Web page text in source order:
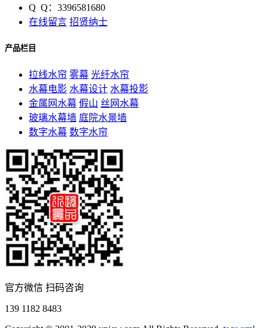
Q Q：3396581680
在线留言 招贤纳士
产品栏目
拉线水帘 雾幕 光纤水帘
水幕电影 水幕设计 水幕投影
金属网水幕 假山 丝网水幕
玻璃水幕墙 庭院水景墙
数字水幕 数字水帘
官方微信 扫码咨询
139 1182 8483